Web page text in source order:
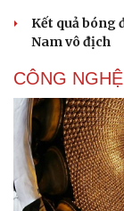
Kết quả bóng
Nam vô địch
CÔNG NGHỆ